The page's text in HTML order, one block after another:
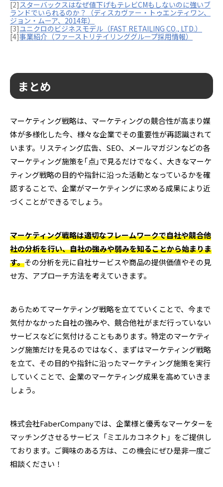
[2] スターバックスはなぜ値下げもテレビCMもしないのに強いブ
ランドでいられるのか？（ディスカヴァー・トゥエンティワン、
ジョン・ムーア、2014年）
[3]ユニクロのビジネスモデル（FAST RETAILING CO., LTD.）
[4]事業紹介（ファーストリテイリンググループ採用情報）
まとめ
マーケティング戦略は、マーケティングの競合性が高まり媒
体が多様化した今、様々な企業でその重要性が再認識されて
います。リスティング広告、SEO、メールマガジンなどの各
マーケティング施策を｢点｣で見るだけでなく、大きなマーケ
ティング戦略の目的や指針に沿った活動となっているかを確
認することで、企業がマーケティングに求める成果により近
づくことができるでしょう。
マーケティング戦略は適切なフレームワークで自社や競合他
社の分析を行い、自社の強みや弱みを知ることから始まりま
す。その分析を元に自社サービスや商品の提供価値やその見
せ方、アプローチ方法を考えていきます。
あらためてマーケティング戦略を立てていくことで、今まで
気付かなかった自社の強みや、競合他社がまだ行っていない
サービスなどに気付けることもあります。特定のマーケティ
ング施策だけを見るのではなく、まずはマーケティング戦略
を立て、その目的や指針に沿ったマーケティング施策を実行
していくことで、企業のマーケティング成果を高めていきま
しょう。
株式会社FaberCompanyでは、企業様と優秀なマーケターを
マッチングさせるサービス「ミエルカコネクト」をご提供し
ております。ご興味のある方は、この機会にぜひ是非一度ご
相談ください！